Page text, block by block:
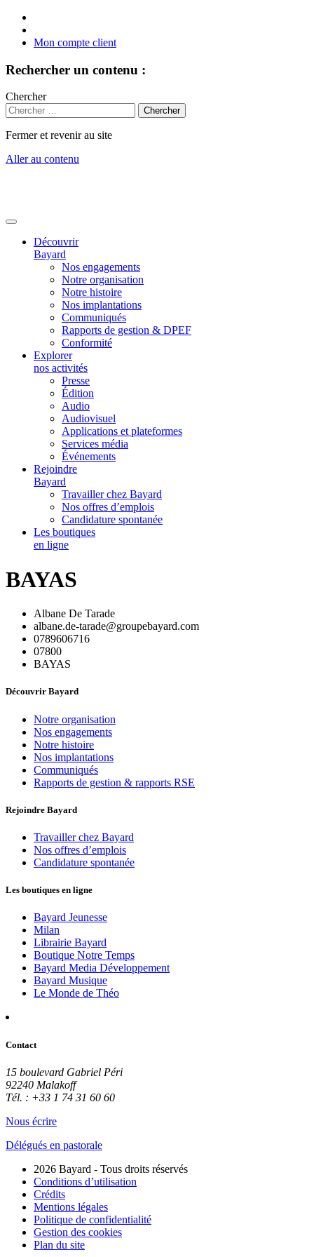
Mon compte client
Rechercher un contenu :
Chercher
Fermer et revenir au site
Aller au contenu
Découvrir
Bayard
Nos engagements
Notre organisation
Notre histoire
Nos implantations
Communiqués
Rapports de gestion & DPEF
Conformité
Explorer
nos activités
Presse
Édition
Audio
Audiovisuel
Applications et plateformes
Services média
Événements
Rejoindre
Bayard
Travailler chez Bayard
Nos offres d’emplois
Candidature spontanée
Les boutiques
en ligne
BAYAS
Albane De Tarade
albane.de-tarade@groupebayard.com
0789606716
07800
BAYAS
Découvrir Bayard
Notre organisation
Nos engagements
Notre histoire
Nos implantations
Communiqués
Rapports de gestion & rapports RSE
Rejoindre Bayard
Travailler chez Bayard
Nos offres d’emplois
Candidature spontanée
Les boutiques en ligne
Bayard Jeunesse
Milan
Librairie Bayard
Boutique Notre Temps
Bayard Media Développement
Bayard Musique
Le Monde de Théo
Contact
15 boulevard Gabriel Péri
92240 Malakoff
Tél. : +33 1 74 31 60 60
Nous écrire
Délégués en pastorale
2026 Bayard - Tous droits réservés
Conditions d’utilisation
Crédits
Mentions légales
Politique de confidentialité
Gestion des cookies
Plan du site